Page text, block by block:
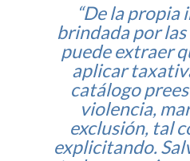
“De la
brindada por
puede extraer
aplicar
catálogo
violencia,
exclusión, tal
explicitando.